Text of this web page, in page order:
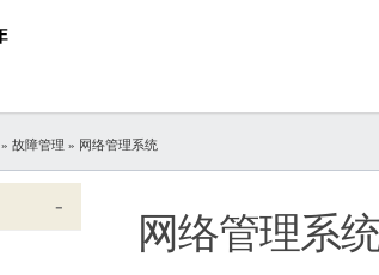
» 故障管理 » 网络管理系统
网络管理系